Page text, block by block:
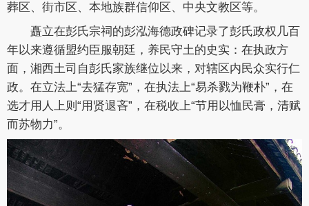
葬区、街市区、本地族群信仰区、中央文教区等。
矗立在彭氏宗祠的彭泓海德政碑记录了彭氏政权几百
年以来遵循盟约臣服朝廷，养民守土的史实：在执政方
面，湘西土司自彭氏家族继位以来，对辖区内民众实行仁
政。在立法上“去猛存宽”，在执法上“易杀戮为鞭朴”，在
选才用人上则“用贤退吝”，在税收上“节用以恤民膏，清赋
而苏物力”。